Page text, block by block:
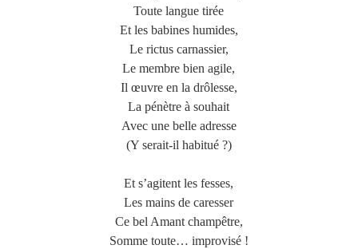
Toute langue tirée
Et les babines humides,
Le rictus carnassier,
Le membre bien agile,
Il œuvre en la drôlesse,
La pénètre à souhait
Avec une belle adresse
(Y serait-il habitué ?)
Et s’agitent les fesses,
Les mains de caresser
Ce bel Amant champêtre,
Somme toute… improvisé !